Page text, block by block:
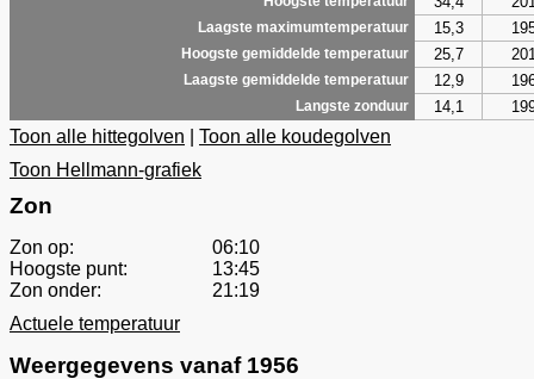
Laagste maximumtemperatuur 15,3
Hoogste gemiddelde temperatuur 25,7
Laagste gemiddelde temperatuur 12,9
Langste zonduur 14,1
Toon alle hittegolven
Toon alle koudegolven
Toon Hellmann-grafiek
Zon
Zon op:
06:10
Hoogste punt:
13:45
Zon onder:
21:19
Actuele temperatuur
Weergegevens vanaf 1956